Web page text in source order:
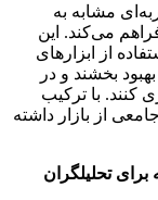
مشابه به
می‌کند. این
از ابزارهای
بخشند و در
کنند. با ترکیب
از بازار داشته
تحلیلگران